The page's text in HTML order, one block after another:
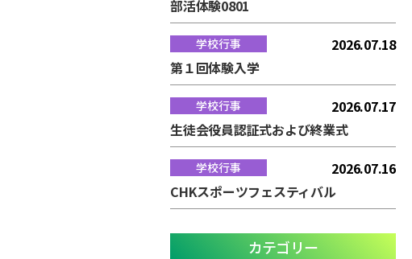
部活体験0801
学校行事
2026.07.18
第１回体験入学
学校行事
2026.07.17
生徒会役員認証式および終業式
学校行事
2026.07.16
CHKスポーツフェスティバル
カテゴリー